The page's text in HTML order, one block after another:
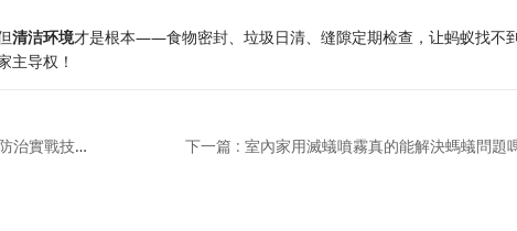
​清洁环境​才是根本——食物密封、垃圾日清、缝隙定期检查，让蚂蚁找不
主导权！
上一篇 : 農業專用滅蟻農藥｜作物安全用藥指南,農地防治實戰技巧 下一篇 : 室內家用滅蟻噴霧真的能解決螞蟻問題